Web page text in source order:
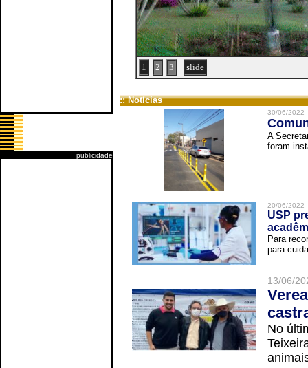
publicidade
1 2 3 slide
:: Notícias
30/06/2022
A
foram
20/06/2022
USP
Para
para
13/06/
No